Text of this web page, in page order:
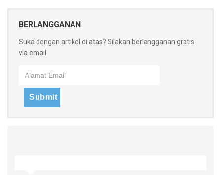
BERLANGGANAN
Suka dengan artikel di atas? Silakan berlangganan gratis
via email